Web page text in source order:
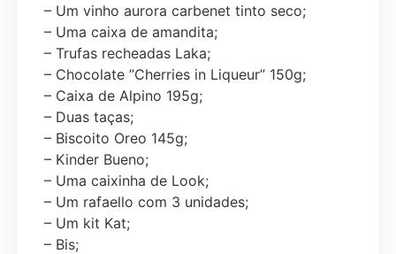
– Um vinho aurora carbenet tinto seco;
– Uma caixa de amandita;
– Trufas recheadas Laka;
– Chocolate ”Cherries in Liqueur” 150g;
– Caixa de Alpino 195g;
– Duas taças;
– Biscoito Oreo 145g;
– Kinder Bueno;
– Uma caixinha de Look;
– Um rafaello com 3 unidades;
– Um kit Kat;
– Bis;